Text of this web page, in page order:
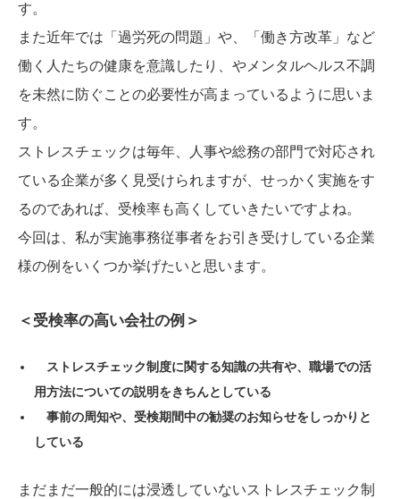
す。
また近年では「過労死の問題」や、「働き方改革」など
働く人たちの健康を意識したり、やメンタルヘルス不調
を未然に防ぐことの必要性が高まっているように思いま
す。
ストレスチェックは毎年、人事や総務の部門で対応され
ている企業が多く見受けられますが、せっかく実施をす
るのであれば、受検率も高くしていきたいですよね。
今回は、私が実施事務従事者をお引き受けしている企業
様の例をいくつか挙げたいと思います。
＜受検率の高い会社の例＞
ストレスチェック制度に関する知識の共有や、職場での活
用方法についての説明をきちんとしている
事前の周知や、受検期間中の勧奨のお知らせをしっかりと
している
まだまだ一般的には浸透していないストレスチェック制